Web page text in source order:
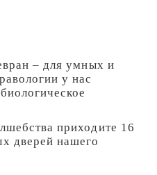
– для умных и
у нас
приходите 16
дверей нашего